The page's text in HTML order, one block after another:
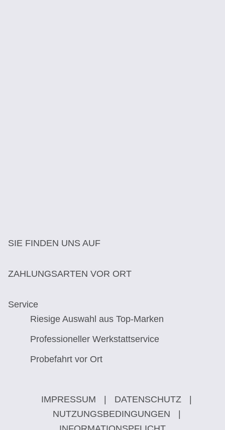
SIE FINDEN UNS AUF
ZAHLUNGSARTEN VOR ORT
Service
Riesige Auswahl aus Top-Marken
Professioneller Werkstattservice
Probefahrt vor Ort
IMPRESSUM DATENSCHUTZ
NUTZUNGSBEDINGUNGEN